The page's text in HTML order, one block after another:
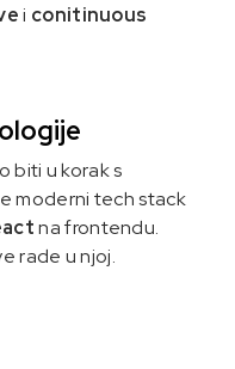
i conitinuous
biti u korak s
moderni tech stack
na frontendu.
rade u njoj.